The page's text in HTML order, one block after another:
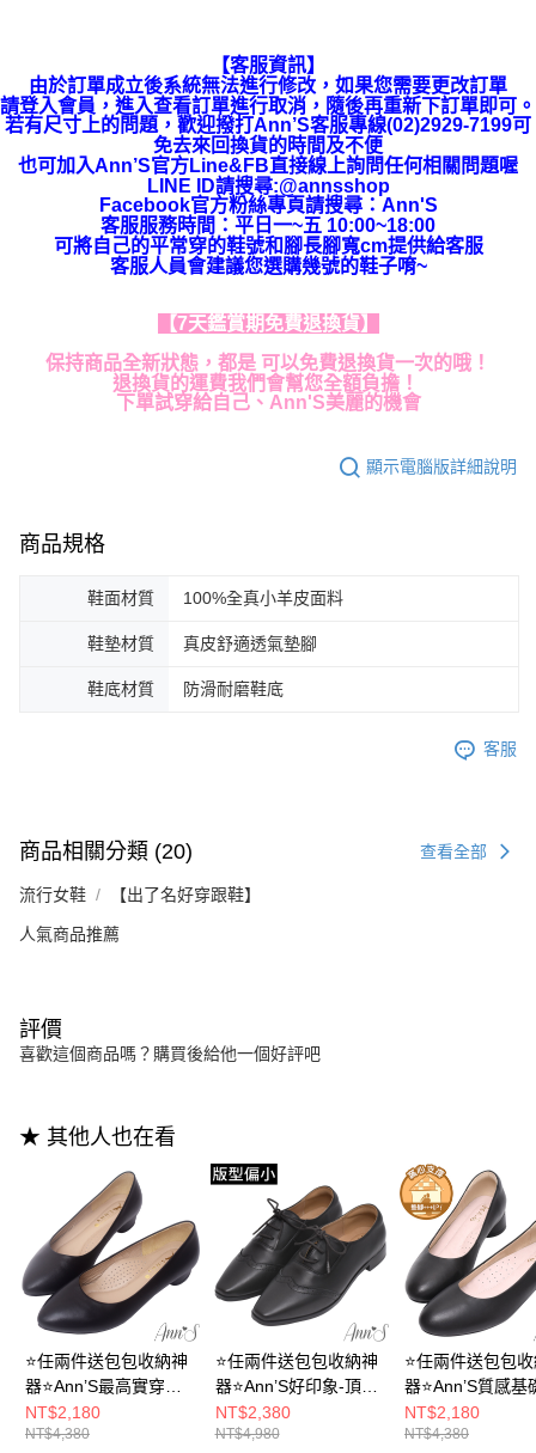
【客服資訊】
由於訂單成立後系統無法進行修改，如果您需要更改訂單
請登入會員，進入查看訂單進行取消，隨後再重新下訂單即可。
若有尺寸上的問題，歡迎撥打Ann’S客服專線(02)2929-7199可
免去來回換貨的時間及不便
也可加入Ann’S官方Line&FB直接線上詢問任何相關問題喔
LINE ID請搜尋:@annsshop
Facebook官方粉絲專頁請搜尋：Ann'S
客服服務時間：平日一~五 10:00~18:00
可將自己的平常穿的鞋號和腳長腳寬cm提供給客服
客服人員會建議您選購幾號的鞋子唷~
【7天鑑賞期免費退換貨】
保持商品全新狀態，都是 可以免費退換貨一次的哦！
退換貨的運費我們會幫您全額負擔！
下單試穿給自己、Ann'S美麗的機會
顯示電腦版詳細說明
商品規格
鞋面材質 100%全真小羊皮面料
鞋墊材質 真皮舒適透氣墊腳
鞋底材質 防滑耐磨鞋底
客服
商品相關分類 (20) 查看全部
流行女鞋 【出了名好穿跟鞋】
人氣商品推薦
評價
喜歡這個商品嗎？購買後給他一個好評吧
★ 其他人也在看
⭐任兩件送包包收納神
器⭐Ann’S最高實穿性-
頂級小羊皮素面微尖頭
低跟包鞋2.5cm-黑(版
NT$2,180
NT$4,380
⭐任兩件送包包收納神
器⭐Ann’S好印象-頂級
小羊皮真皮 雕花方頭
平底牛津鞋2.5cm-黑
NT$2,380
NT$4,980
⭐任兩件送包包
器⭐Ann’S質感基
頂級小羊皮真皮
跟圓頭低跟包鞋
NT$2,180
NT$4,380